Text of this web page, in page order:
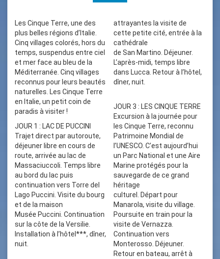
Les Cinque Terre, une des
plus belles régions d’Italie.
Cinq villages colorés, hors du
temps, suspendus entre ciel
et mer face au bleu de la
Méditerranée. Cinq villages
reconnus pour leurs beautés
naturelles. Les Cinque Terre
en Italie, un petit coin de
paradis à visiter !
JOUR 1 : LAC DE PUCCINI
Trajet direct par autoroute,
déjeuner libre en cours de
route, arrivée au lac de
Massaciuccoli. Temps libre
au bord du lac puis
continuation vers Torre del
Lago Puccini. Visite du bourg
et de la maison
Musée Puccini. Continuation
sur la côte de la Versilie.
Installation à l’hôtel***, dîner,
nuit.
attrayantes la visite de
cette petite cité, entrée à la
cathédrale
de San Martino. Déjeuner.
L’après-midi, temps libre
dans Lucca. Retour à l’hôtel,
dîner, nuit.
JOUR 3 : LES CINQUE TERRE
Excursion à la journée pour
les Cinque Terre, reconnu
Patrimoine Mondial de
l’UNESCO. C’est aujourd’hui
un Parc National et une Aire
Marine protégés pour la
sauvegarde de ce grand
héritage
culturel. Départ pour
Manarola, visite du village.
Poursuite en train pour la
visite de Vernazza.
Continuation vers
Monterosso. Déjeuner.
Retour en bateau, arrêt à